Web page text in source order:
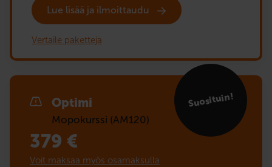
Lue lisää ja ilmoittaudu
Vertaile paketteja
Optimi
Mopokurssi (AM120)
Suosituin!
379 €
Voit maksaa myös osamaksulla